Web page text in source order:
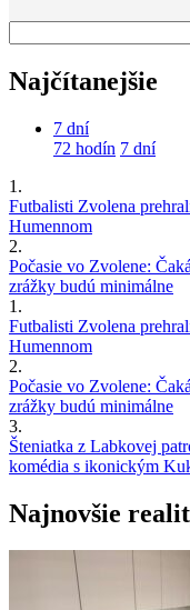
Najčítanejšie
7 dní
72 hodín 7 dní
1.
Futbalisti Zvolena
Humennom
2.
Počasie vo Zvolene:
zrážky budú minimálne
1.
Futbalisti Zvolena
Humennom
2.
Počasie vo Zvolene:
zrážky budú minimálne
3.
Šteniatka z Labkovej
komédia s ikonickým
Najnovšie